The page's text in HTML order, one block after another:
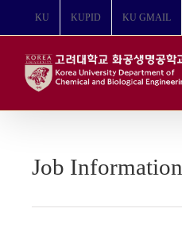
뛰
KU KUPID KU GMAIL
Job Information